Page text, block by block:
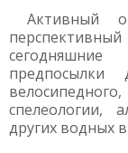
Активный
предпосылки
спелеологии,
других водных